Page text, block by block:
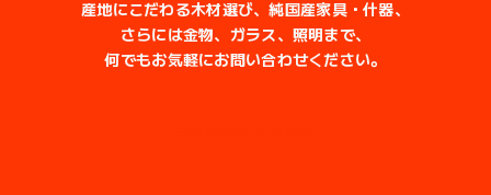
産地にこだわる木材選び、純国産家具・什器、
さらには金物、ガラス、照明まで、
何でもお気軽にお問い合わせください。